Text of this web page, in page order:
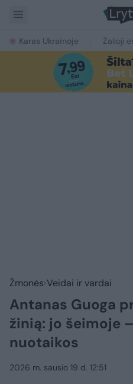
Karas Ukrainoje Žalioji
Žmonės Veidai ir vardai
Antanas Guoga
žinią: jo šeimoje
nuotaikos
2026 m. sausio 19 d. 12:51